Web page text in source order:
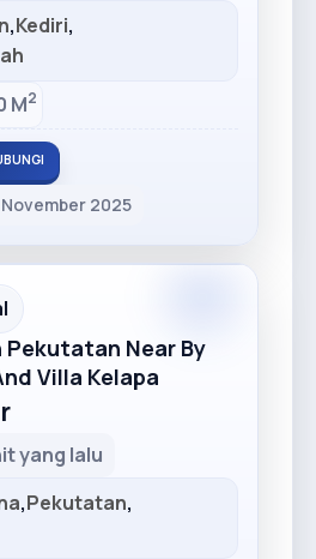
,Kediri,
M2
2025
Pekutatan Near By
Villa Kelapa
yang lalu
,Pekutatan,